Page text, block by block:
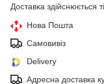
Доставка здійснюється
Нова Пошта
Самовивіз
Delivery
Адресна доставка